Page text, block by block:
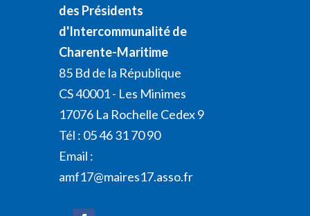
des Présidents
d'Intercommunalité de
Charente-Maritime
85 Bd de la République
CS 40001 - Les Minimes
17076 La Rochelle Cedex 9
Tél : 05 46 31 70 90
Email :
amf17@maires17.asso.fr